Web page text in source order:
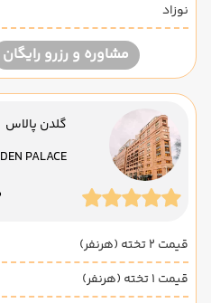
نوزاد
مشاوره و رزرو رایگان
گلدن پالاس
PALACE
قیمت 2 تخته (هرنفر)
قیمت 1 تخته (هرنفر)